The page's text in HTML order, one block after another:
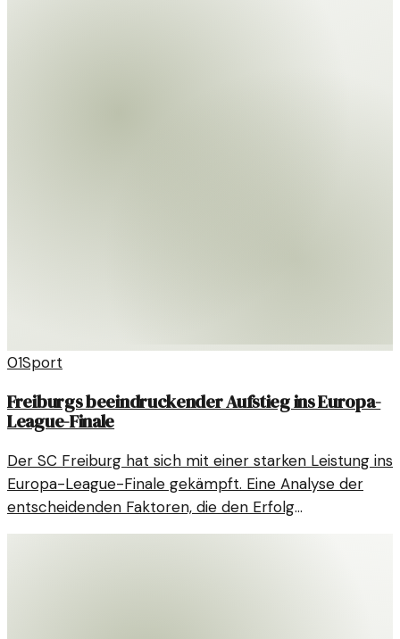
01Sport
Freiburgs beeindruckender Aufstieg ins Europa-
League-Finale
Der SC Freiburg hat sich mit einer starken Leistung ins
Europa-League-Finale gekämpft. Eine Analyse der
entscheidenden Faktoren, die den Erfolg
ermöglichten.